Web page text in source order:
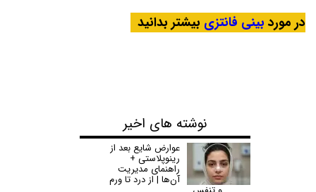
در موردبینی فانتزی بیشتر بدانید
نوشته های اخیر
عوارض شایع بعد از
رینوپلاستی +
راهنمای مدیریت
آن‌ها | از درد تا ورم